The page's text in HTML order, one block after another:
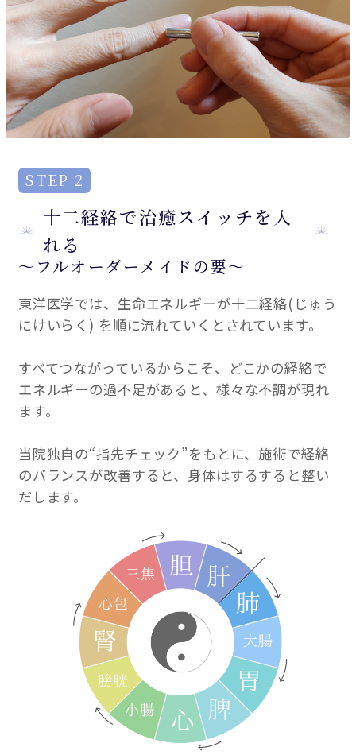
STEP 2
十二経絡で治癒スイッチを入
れる
～フルオーダーメイドの要～
東洋医学では、生命エネルギーが十二経絡(じゅう
にけいらく) を順に流れていくとされています。
すべてつながっているからこそ、どこかの経絡で
エネルギーの過不足があると、様々な不調が現れ
ます。
当院独自の“指先チェック”をもとに、施術で経絡
のバランスが改善すると、身体はするすると整い
だします。